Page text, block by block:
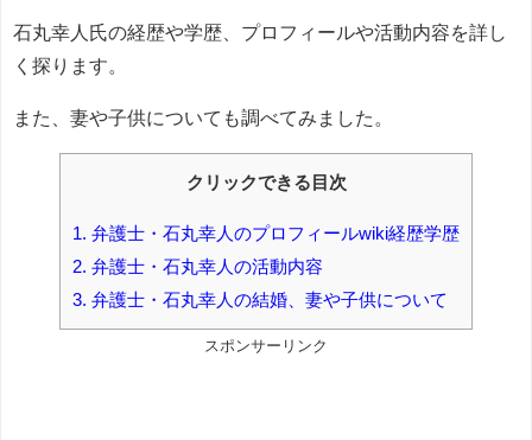
石丸幸人氏の経歴や学歴、プロフィールや活動内容を詳し
く探ります。
また、妻や子供についても調べてみました。
クリックできる目次
1. 弁護士・石丸幸人のプロフィールwiki経歴学歴
2. 弁護士・石丸幸人の活動内容
3. 弁護士・石丸幸人の結婚、妻や子供について
スポンサーリンク